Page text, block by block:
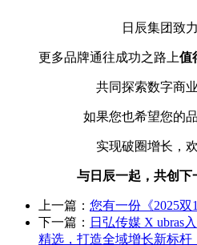
日辰集团致
更多品牌通往成功之路上值
共同探索数字商
如果您也希望您的
实现破圈增长，
与日辰一起，共创下
上一篇： 您有一份《2025双
下一篇： 日弘传媒 X ubras
精选，打造全域增长新标杆